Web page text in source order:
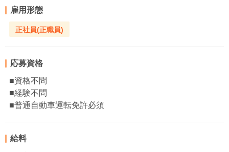
雇用形態
正社員(正職員)
応募資格
■資格不問
■経験不問
■普通自動車運転免許必須
給料